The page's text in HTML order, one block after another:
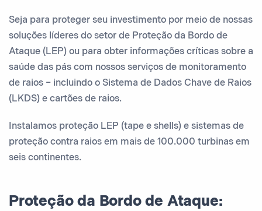
Seja para proteger seu investimento por meio de nossas
soluções líderes do setor de Proteção da Bordo de
Ataque (LEP) ou para obter informações críticas sobre a
saúde das pás com nossos serviços de monitoramento
de raios – incluindo o Sistema de Dados Chave de Raios
(LKDS) e cartões de raios.
Instalamos proteção LEP (tape e shells) e sistemas de
proteção contra raios em mais de 100.000 turbinas em
seis continentes.
Proteção da Bordo de Ataque: